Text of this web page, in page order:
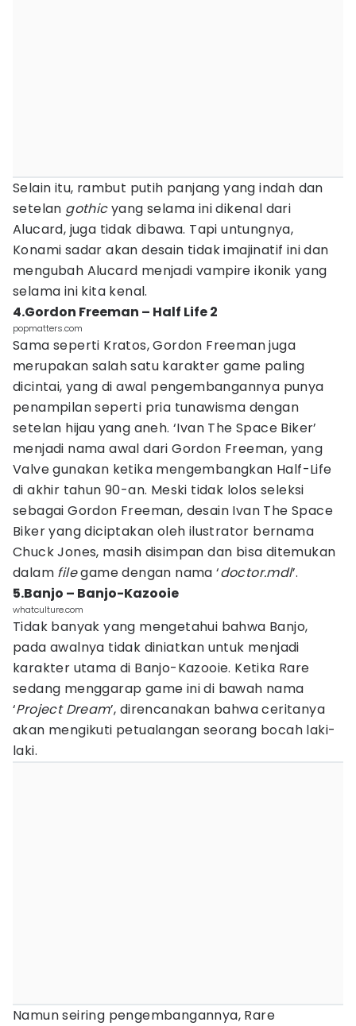
Selain itu, rambut putih panjang yang indah dan
setelan gothicyang selama ini dikenal dari
Alucard, juga tidak dibawa. Tapi untungnya,
Konami sadar akan desain tidak imajinatif ini dan
mengubah Alucard menjadi vampire ikonik yang
selama ini kita kenal.
4.Gordon Freeman – Half Life 2
popmatters.com
Sama seperti Kratos, Gordon Freeman juga
merupakan salah satu karakter game paling
dicintai, yang di awal pengembangannya punya
penampilan seperti pria tunawisma dengan
setelan hijau yang aneh. ‘Ivan The Space Biker’
menjadi nama awal dari Gordon Freeman, yang
Valve gunakan ketika mengembangkan Half-Life
di akhir tahun 90-an. Meski tidak lolos seleksi
sebagai Gordon Freeman, desain Ivan The Space
Biker yang diciptakan oleh ilustrator bernama
Chuck Jones, masih disimpan dan bisa ditemukan
dalam filegame dengan nama ‘doctor.mdl’.
5.Banjo – Banjo-Kazooie
whatculture.com
Tidak banyak yang mengetahui bahwa Banjo,
pada awalnya tidak diniatkan untuk menjadi
karakter utama di Banjo-Kazooie. Ketika Rare
sedang menggarap game ini di bawah nama
‘Project Dream’, direncanakan bahwa ceritanya
akan mengikuti petualangan seorang bocah laki-
laki.
Namun seiring pengembangannya, Rare